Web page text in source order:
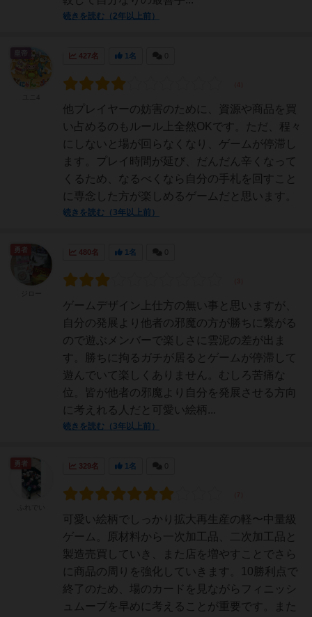
続きを読む（2年以上前）
427名 1名
他プレイヤーの妨害のために、資源や商品を買
い占めるのもルール上全然OKです。ただ、程々
にしないと場が回らなくなり、ゲームが停滞し
ます。プレイ時間が延び、だんだん辛くなって
くるため、なるべくなら自分の手札を回すこと
に専念した方が楽しめるゲームだと思います。
続きを読む（3年以上前）
皇帝
480名 1名
ゲームデザイン上仕方の無い事と思いますが、
自分の発展より他者の邪魔の方が勝ちに繋がる
ので遊ぶメンバーで楽しさに雲泥の差が出ま
す。勝ちに拘るガチが居るとゲームが停滞して
遊んでいて楽しくありません。むしろ苦痛な
位。皆が他者の邪魔より自分を発展させる方向
に考えれる人だと可愛い絵柄...
続きを読む（3年以上前）
勇者
329名 1名
可愛い絵柄でしっかり拡大再生産の軽〜中量級
ゲーム。原材料から一次加工品、二次加工品と
製造売買していき、また店を増やすことでさら
に商品の周りを強化していきます。10勝利点で
終了のため、場のカードを見ながらフィニッシ
ュムーブを早めに考えることが重要です。また
勇者